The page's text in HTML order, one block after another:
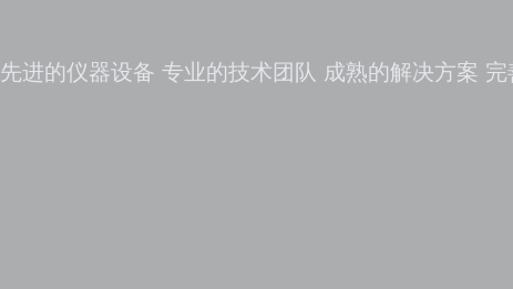
先进的仪器设备 专业的技术团队 成熟的解决方案